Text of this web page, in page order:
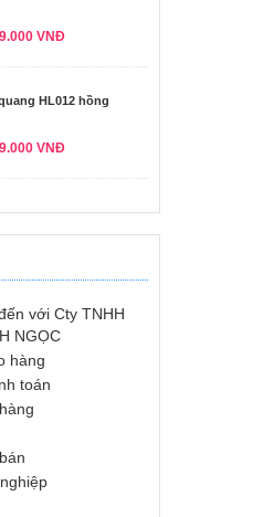
9.000 VNĐ
HL012 hồng
9.000 VNĐ
với Cty TNHH
NGỌC
hàng
toán